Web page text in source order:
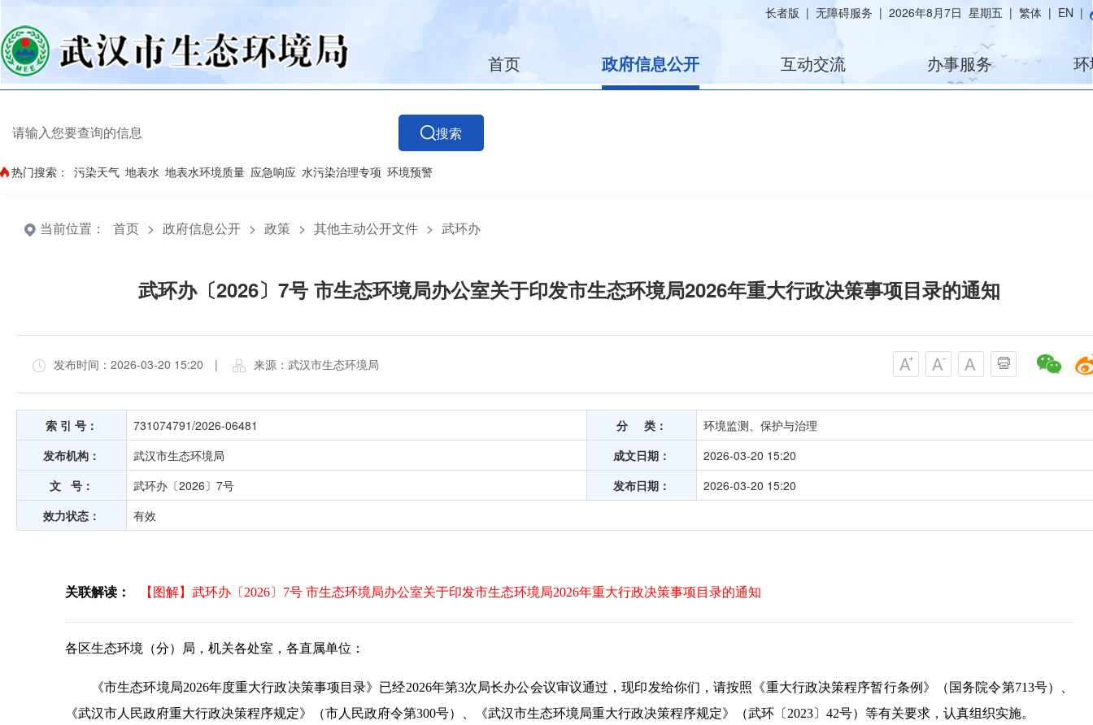
长者版 | 无障碍服务 | 2026年8月7日 星期五 | 繁体 | EN |
首页 政府信息公开 互动交流 办事服务
搜索
热门搜索： 污染天气 地表水 地表水环境质量 应急响应 水污染治理专项 环境预警
当前位置： 首页 > 政府信息公开 > 政策 > 其他主动公开文件 > 武环办
武环办〔2026〕7号 市生态环境局办公室关于印发市生态环境局2026年重大行政决策事项目录的通知
发布时间：2026-03-20 15:20 | 来源：武汉市生态环境局
索 引 号： 731074791/2026-06481 分 类：
环境监测、保护与治理
发布机构：
武汉市生态环境局 成文日期：
2026-03-20 15:20
文 号：
武环办〔2026〕7号 发布日期：
2026-03-20 15:20
效力状态：
有效
关联解读： 【图解】武环办〔2026〕7号 市生态环境局办公室关于印发市生态环境局2026年重大行政决策事项目录的通知
各区生态环境（分）局，机关各处室，各直属单位：
《市生态环境局2026年度重大行政决策事项目录》已经2026年第3次局长办公会议审议通过，现印发给你们，请按照《重大行政决策程序暂行条例》（国务院令第713号）、
《武汉市人民政府重大行政决策程序规定》（市人民政府令第300号）、《武汉市生态环境局重大行政决策程序规定》（武环〔2023〕42号）等有关要求，认真组织实施。